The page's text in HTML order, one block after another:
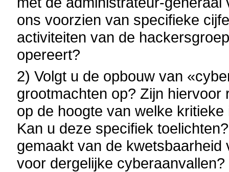
ons voorzien van specifieke
activiteiten van de
opereert?
2) Volgt u de opbouw van
grootmachten op? Zijn
op de hoogte van welke
Kan u deze specifiek
gemaakt van de
voor dergelijke cyberaanvallen?